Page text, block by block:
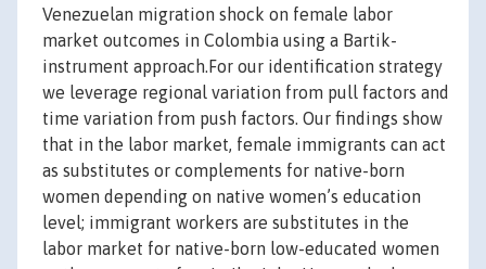
Venezuelan migration shock on female labor
market outcomes in Colombia using a Bartik-
instrument approach.For our identification strategy
we leverage regional variation from pull factors and
time variation from push factors. Our findings show
that in the labor market, female immigrants can act
as substitutes or complements for native-born
women depending on native women’s education
level; immigrant workers are substitutes in the
labor market for native-born low-educated women